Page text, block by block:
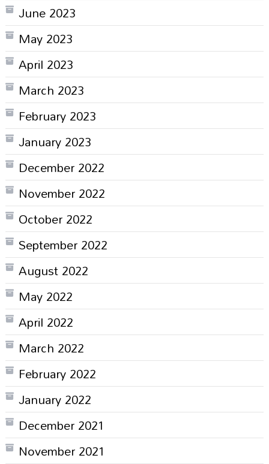
June 2023
May 2023
April 2023
March 2023
February 2023
January 2023
December 2022
November 2022
October 2022
September 2022
August 2022
May 2022
April 2022
March 2022
February 2022
January 2022
December 2021
November 2021